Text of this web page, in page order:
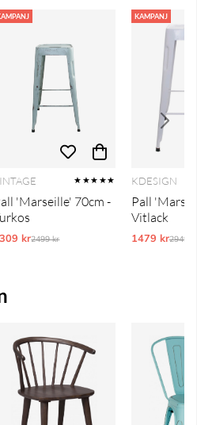
★★★★★
'Marseille' 70cm -
krOrdinarie pris:
2499 kr
KAMPANJ
KDESIGN
Pall
Vitlack
1479 kr2949 kr